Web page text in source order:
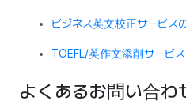
ビジネス英文校正サービス
TOEFL/英作文添削サービ
よくあるお問い合わ